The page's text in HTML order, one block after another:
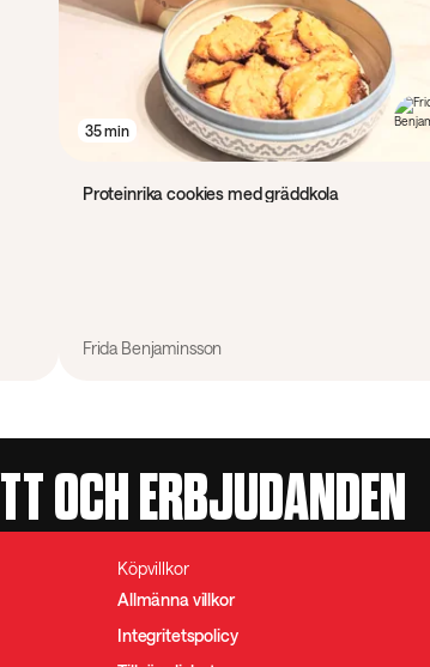
35 min
Proteinrika cookies med gräddkola
Frida Benjaminsson
OCH ERBJUDANDEN
Köpvillkor
Allmänna villkor
Integritetspolicy